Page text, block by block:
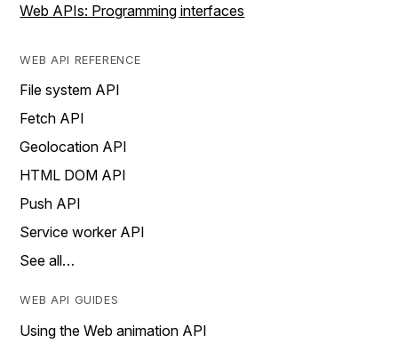
Web APIs: Programming interfaces
WEB API REFERENCE
File system API
Fetch API
Geolocation API
HTML DOM API
Push API
Service worker API
See all…
WEB API GUIDES
Using the Web animation API